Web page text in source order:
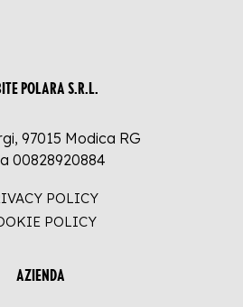
POLARA S.R.L.
97015 Modica RG
00828920884
POLICY
POLICY
AZIENDA